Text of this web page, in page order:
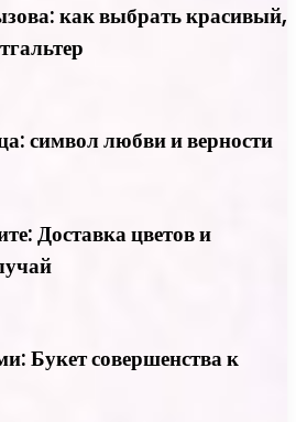
как выбрать красивый,
символ любви и верности
Доставка цветов и
Букет совершенства к